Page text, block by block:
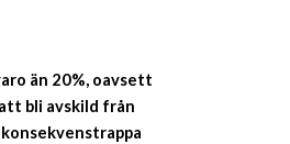
än 20%, oavsett
bli avskild från